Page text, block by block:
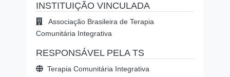
INSTITUIÇÃO VINCULADA
Associação Brasileira de Terapia
Comunitária Integrativa
RESPONSÁVEL PELA TS
Terapia Comunitária Integrativa